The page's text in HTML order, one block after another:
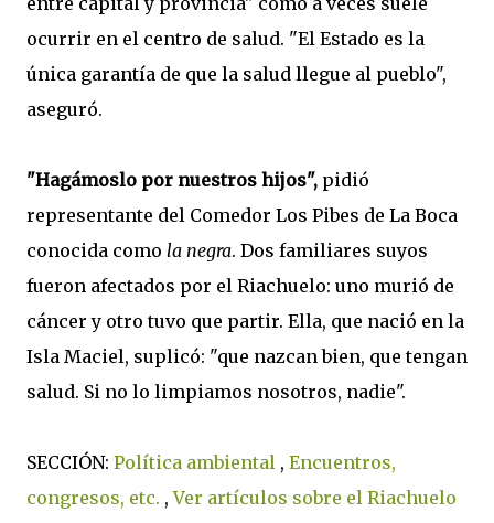
ocurrir en el centro de salud. "El Estado es la
única garantía de que la salud llegue al pueblo",
aseguró.
"Hagámoslo por nuestros hijos", pidió
representante del Comedor Los Pibes de La Boca
conocida como la negra. Dos familiares suyos
fueron afectados por el Riachuelo: uno murió de
cáncer y otro tuvo que partir. Ella, que nació en la
Isla Maciel, suplicó: "que nazcan bien, que tengan
salud. Si no lo limpiamos nosotros, nadie".
SECCIÓN: Política ambiental , Encuentros,
congresos, etc. ,Ver artículos sobre el Riachuelo